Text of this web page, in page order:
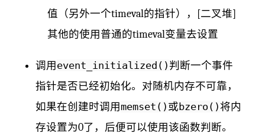
值（另外一个timeval的指针），[二叉堆]
其他的使用普通的timeval变量去设置
调用event_initialized()判断一个事件
指针是否已经初始化。对随机内存不可靠，
如果在创建时调用memset() 或bzero() 将内
存设置为0了，后便可以使用该函数判断。